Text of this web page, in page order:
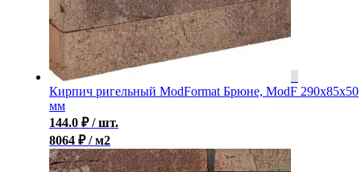
Кирпич ригельный ModFormat Брюне, ModF 290x85x50
мм
144.0 ₽ / шт.
8064 ₽ / м2